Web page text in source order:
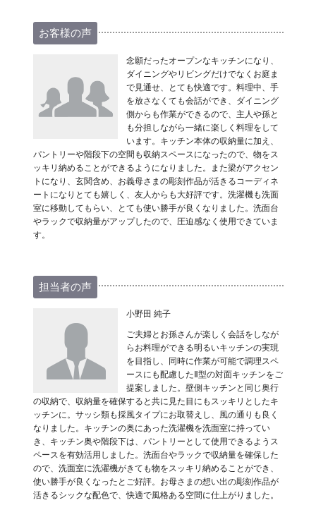
お客様の声
念願だったオープンなキッチンになり、
ダイニングやリビングだけでなくお庭ま
で見通せ、とても快適です。料理中、手
を放さなくても会話ができ、ダイニング
側からも作業ができるので、主人や孫と
も分担しながら一緒に楽しく料理をして
います。キッチン本体の収納量に加え、
パントリーや階段下の空間も収納スペースになったので、物をス
ッキリ納めることができるようになりました。また梁がアクセン
トになり、玄関含め、お義母さまの彫刻作品が活きるコーディネ
ートになりとても嬉しく、友人からも大好評です。洗濯機も洗面
室に移動してもらい、とても使い勝手が良くなりました。洗面台
やラックで収納量がアップしたので、圧迫感なく使用できていま
す。
担当者の声
小野田 純子
ご夫婦とお孫さんが楽しく会話をしなが
らお料理ができる明るいキッチンの実現
を目指し、同時に作業が可能で調理スペ
ースにも配慮したⅡ型の対面キッチンをご
提案しました。壁側キッチンと同じ奥行
の収納で、収納量を確保すると共に見た目にもスッキリとしたキ
ッチンに。サッシ類も採風タイプにお取替えし、風の通りも良く
なりました。キッチンの奥にあった洗濯機を洗面室に持ってい
き、キッチン奥や階段下は、パントリーとして使用できるようス
ペースを有効活用しました。洗面台やラックで収納量を確保した
ので、洗面室に洗濯機がきても物をスッキリ納めることができ、
使い勝手が良くなったとご好評。お母さまの想い出の彫刻作品が
活きるシックな配色で、快適で風格ある空間に仕上がりました。